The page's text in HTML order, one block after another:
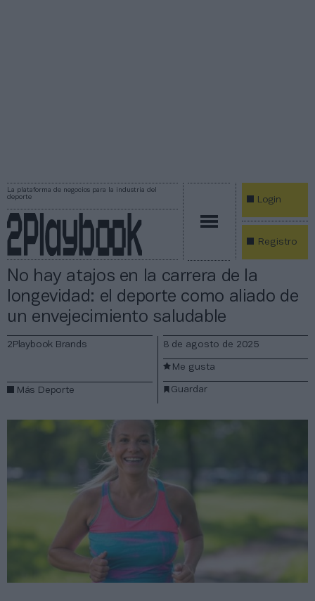
La plataforma de negocios para la industria del
deporte
Login
Registro
No hay atajos en la carrera de la
longevidad: el deporte como aliado de
un envejecimiento saludable
2Playbook Brands
Más Deporte
8 de agosto de 2025
Guardar
Me gusta